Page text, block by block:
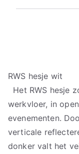
RWS hesje wit
Het RWS hesje
werkvloer, in
evenementen.
verticale
donker valt het